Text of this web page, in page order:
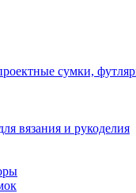
сумки,
вязания и рукоделия